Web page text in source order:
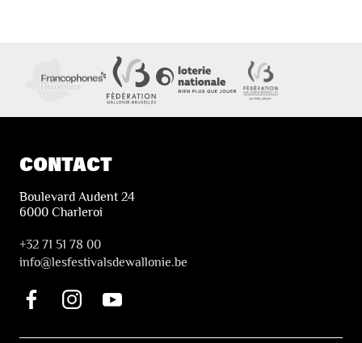
CONTACT
Boulevard Audent 24
6000 Charleroi
+32 71 51 78 00
info@lesfestivalsdewallonie.be